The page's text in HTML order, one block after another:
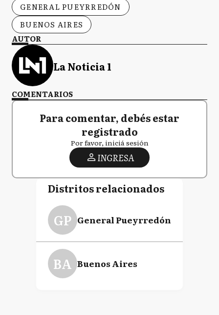
GENERAL PUEYRREDÓN
BUENOS AIRES
AUTOR
La Noticia 1
COMENTARIOS
Para comentar, debés estar
registrado
Por favor, iniciá sesión
INGRESA
Distritos relacionados
GP General Pueyrredón
BA Buenos Aires